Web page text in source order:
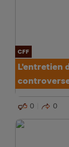
CFF
L'entretien
0 0